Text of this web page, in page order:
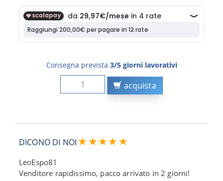
Consegna prevista 3/5 giorni lavorativi
acquista
DICONO DI NOI
LeoEspo81
Venditore rapidissimo, pacco arrivato in 2 giorni!